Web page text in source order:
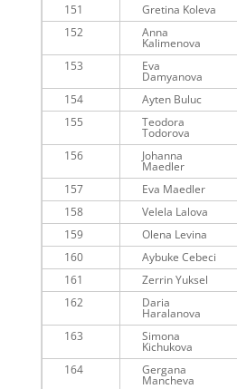
151 Gretina Koleva
152
Anna
Kalimenova
153 Eva
Damyanova
154 Ayten Buluc
155
Teodora
Todorova
156 Johanna
Maedler
157 Eva Maedler
158
Velela Lalova
159
Olena Levina
160
Aybuke Cebeci
161
Zerrin Yuksel
162
Daria
Haralanova
163 Simona
Kichukova
164 Gergana
Mancheva